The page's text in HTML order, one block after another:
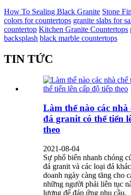
How To Sealing Black Granite Stone
colors for countertops granite slabs for
countertop Kitchen Granite Countertops
backsplash black marble countertops
TIN TỨC
Làm thế nào các nhà
đá granit có thể tiến
theo
2021-08-04
Sự phổ biến nhanh chóng
đá granit và các loại đá
doanh ngày càng tăng cho
những người phải liên tục
lượng để đáp ứng nhu cầu.